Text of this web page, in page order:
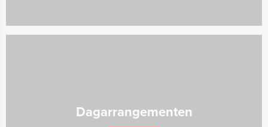
Dagarrangementen